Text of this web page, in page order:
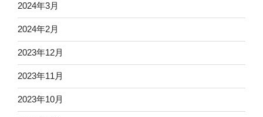
2024年3月
2024年2月
2023年12月
2023年11月
2023年10月